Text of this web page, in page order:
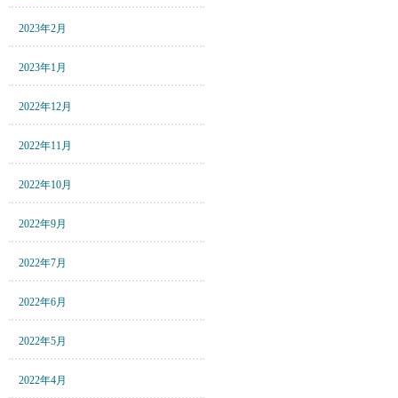
2023年2月
2023年1月
2022年12月
2022年11月
2022年10月
2022年9月
2022年7月
2022年6月
2022年5月
2022年4月